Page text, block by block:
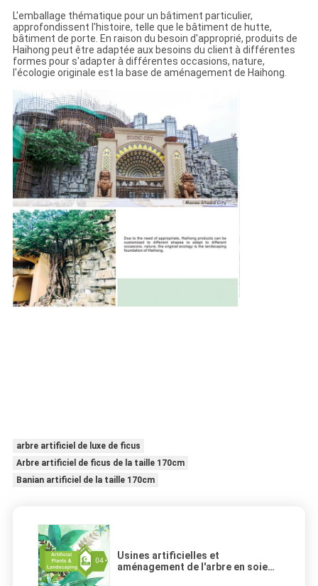
L'emballage thématique pour un bâtiment particulier,
approfondissent l'histoire, telle que le bâtiment de hutte,
bâtiment de porte. En raison du besoin d'approprié, produits de
Haihong peut être adaptée aux besoins du client à différentes
formes pour s'adapter à différentes occasions, nature,
l'écologie originale est la base de aménagement de Haihong.
arbre artificiel de luxe de ficus
Arbre artificiel de ficus de la taille 170cm
Banian artificiel de la taille 170cm
Usines artificielles et
aménagement de l'arbre en soie